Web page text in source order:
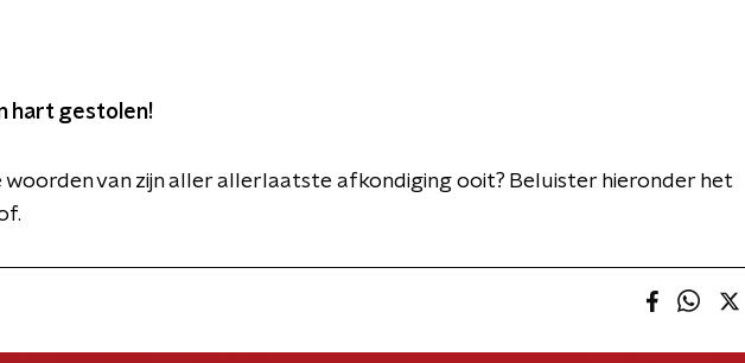
hart gestolen!
woorden van zijn aller allerlaatste afkondiging ooit? Beluister hieronder het